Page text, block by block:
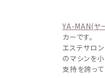
YA-MAN(ヤ
カーです。
エステサロ
のマシンを
支持を誇って